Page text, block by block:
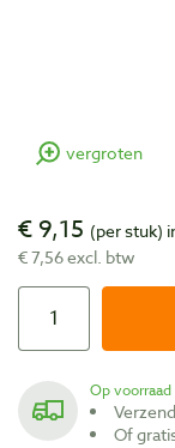
vergroten
€ 9,15 (per stuk)
€ 7,56 excl. btw
Op voorraad
Of